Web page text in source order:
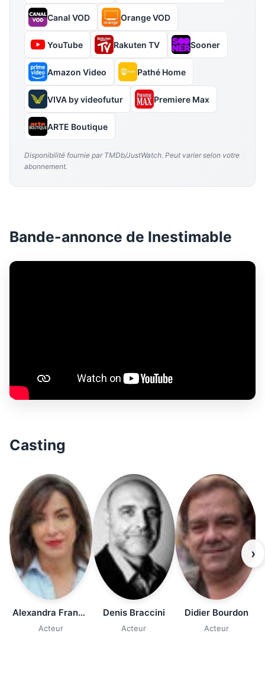
Canal VOD Orange VOD
YouTube Rakuten TV Sooner
Amazon Video Pathé Home
VIVA by videofutur Premiere Max
ARTE Boutique
Disponibilité fournie par TMDb/JustWatch. Peut varier selon votre
abonnement.
Bande-annonce de Inestimable
Casting
Alexandra Franchi
Acteur
Denis Braccini
Acteur
Didier Bourdon
Acteur
›